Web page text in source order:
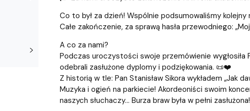
Co to był za dzień! Wspólnie podsumowaliśmy kolejny
Całe zakończenie, za sprawą hasła przewodniego:
A co za nami?
Podczas uroczystości swoje przemówienie wygłosiła
odebrali zasłużone dyplomy i podziękowania. 📜❤️
Z historią w tle: Pan Stanisław Sikora wykładem
Muzyka i ogień na parkiecie! Akordeoniści swoim
naszych słuchaczy... Burza braw była w pełni zasłużona!